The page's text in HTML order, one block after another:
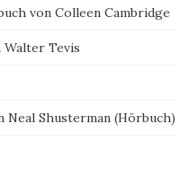
von Colleen Cambridge
Walter Tevis
Neal Shusterman (Hörbuch)